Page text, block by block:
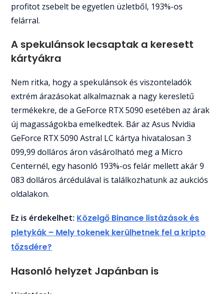
profitot zsebelt be egyetlen üzletből, 193%-os
felárral.
A spekulánsok lecsaptak a keresett
kártyákra
Nem ritka, hogy a spekulánsok és viszonteladók
extrém árazásokat alkalmaznak a nagy keresletű
termékekre, de a GeForce RTX 5090 esetében az árak
új magasságokba emelkedtek. Bár az Asus Nvidia
GeForce RTX 5090 Astral LC kártya hivatalosan 3
099,99 dolláros áron vásárolható meg a Micro
Centernél, egy hasonló 193%-os felár mellett akár 9
083 dolláros árcédulával is találkozhatunk az aukciós
oldalakon.
Ez is érdekelhet: Közelgő Binance listázások és
pletykák – Mely tokenek kerülhetnek fel a kripto
tőzsdére?
Hasonló helyzet Japánban is